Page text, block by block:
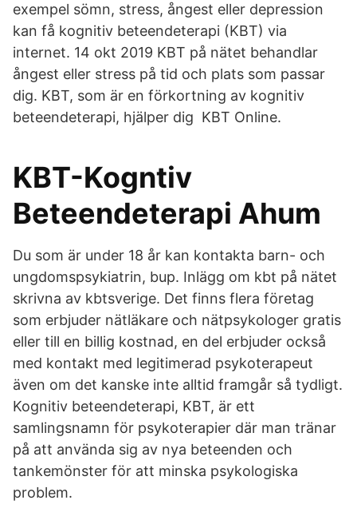
exempel sömn, stress, ångest eller depression
kan få kognitiv beteendeterapi (KBT) via
internet. 14 okt 2019 KBT på nätet behandlar
ångest eller stress på tid och plats som passar
dig. KBT, som är en förkortning av kognitiv
beteendeterapi, hjälper dig KBT Online.
KBT-Kogntiv
Beteendeterapi Ahum
Du som är under 18 år kan kontakta barn- och
ungdomspsykiatrin, bup. Inlägg om kbt på nätet
skrivna av kbtsverige. Det finns flera företag
som erbjuder nätläkare och nätpsykologer gratis
eller till en billig kostnad, en del erbjuder också
med kontakt med legitimerad psykoterapeut
även om det kanske inte alltid framgår så tydligt.
Kognitiv beteendeterapi, KBT, är ett
samlingsnamn för psykoterapier där man tränar
på att använda sig av nya beteenden och
tankemönster för att minska psykologiska
problem.